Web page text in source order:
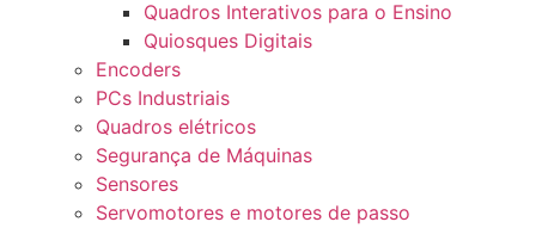
Quadros Interativos para o Ensino
Quiosques Digitais
Encoders
PCs Industriais
Quadros elétricos
Segurança de Máquinas
Sensores
Servomotores e motores de passo